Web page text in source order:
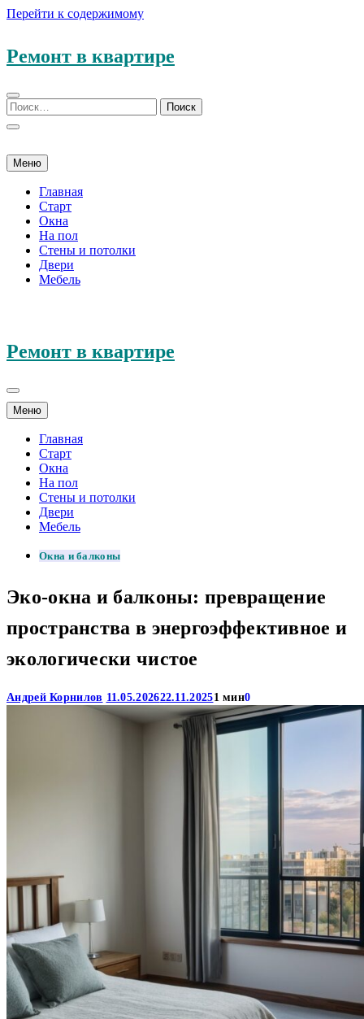
Перейти к содержимому
Ремонт в квартире
Меню
Главная
Старт
Окна
На пол
Стены и потолки
Двери
Мебель
Ремонт в квартире
Меню
Главная
Старт
Окна
На пол
Стены и потолки
Двери
Мебель
Окна и балконы
Эко-окна и балконы: превращение
пространства в энергоэффективное и
экологически чистое
Андрей Корнилов 11.05.202622.11.20251 мин0